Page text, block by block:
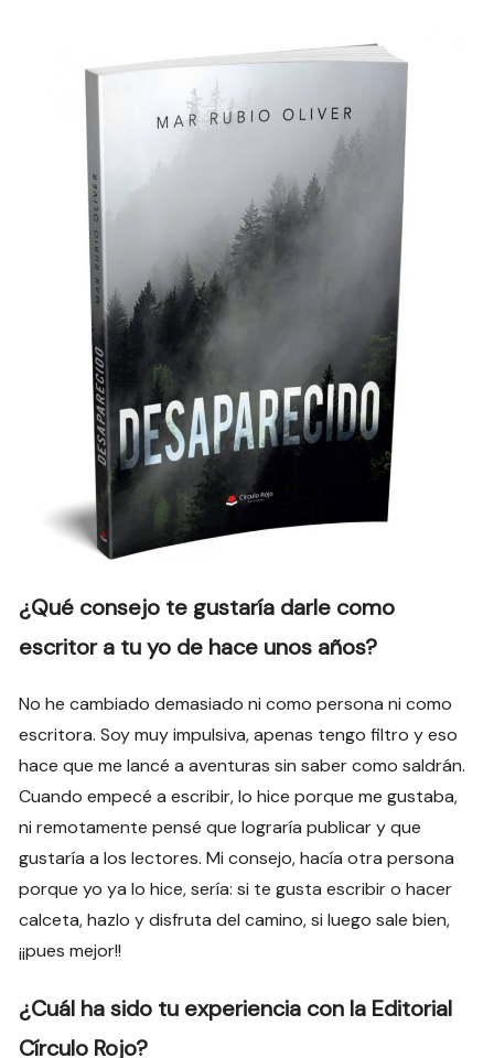
¿Qué consejo te gustaría darle como
escritor a tu yo de hace unos años?
No he cambiado demasiado ni como persona ni como
escritora. Soy muy impulsiva, apenas tengo filtro y eso
hace que me lancé a aventuras sin saber como saldrán.
Cuando empecé a escribir, lo hice porque me gustaba,
ni remotamente pensé que lograría publicar y que
gustaría a los lectores. Mi consejo, hacía otra persona
porque yo ya lo hice, sería: si te gusta escribir o hacer
calceta, hazlo y disfruta del camino, si luego sale bien,
¡¡pues mejor!!
¿Cuál ha sido tu experiencia con la Editorial
Círculo Rojo?